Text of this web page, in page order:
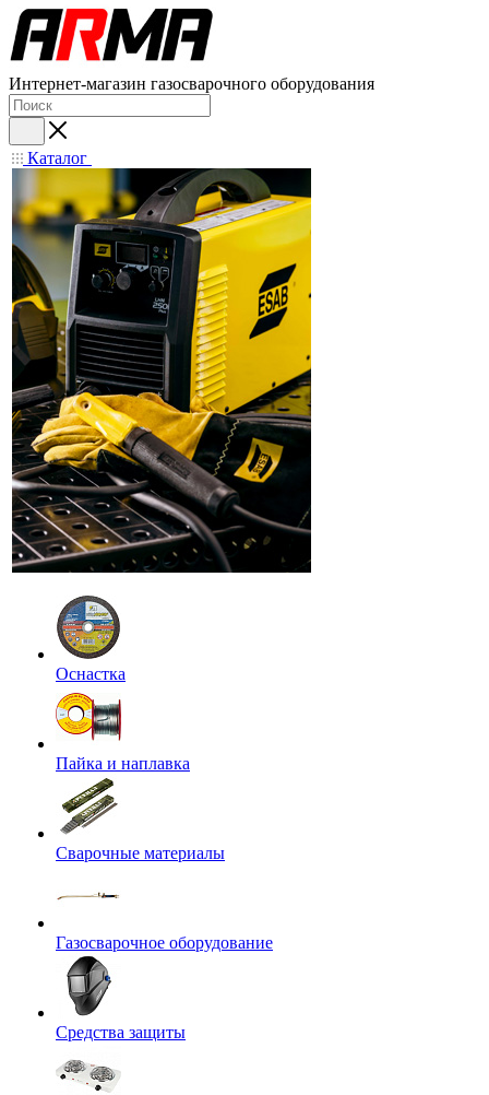
Интернет-магазин газосварочного оборудования
Каталог
Оснастка
Пайка и наплавка
Сварочные материалы
Газосварочное оборудование
Средства защиты